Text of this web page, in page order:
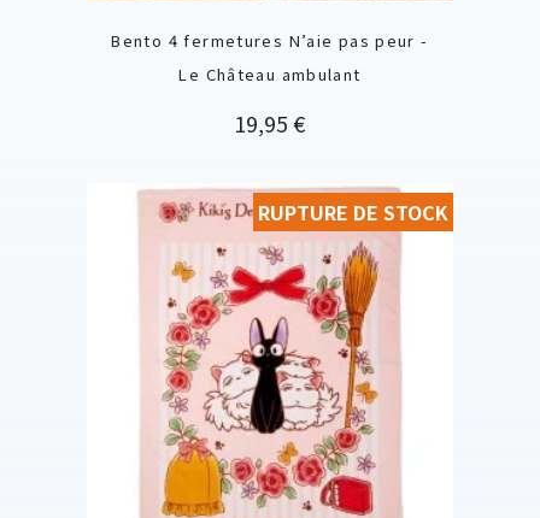
Bento 4 fermetures N’aie pas peur -
Le Château ambulant
Prix
19,95 €
RUPTURE DE STOCK